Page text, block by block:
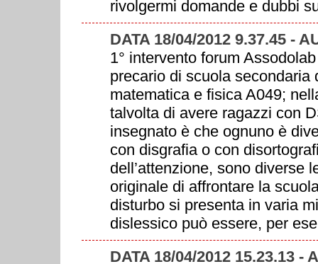
rivolgermi domande e dubbi
DATA 18/04/2012 9.37.45 -
1° intervento forum
precario di scuola
matematica e fisica A049;
talvolta di avere ragazzi con
insegnato è che ognuno è
con disgrafia o con
dell’attenzione, sono diverse
originale di affrontare la
disturbo si presenta in varia
dislessico può essere, per
DATA 18/04/2012 15.23.13 -